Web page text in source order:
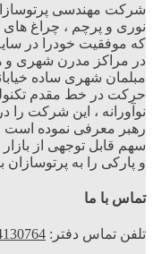
مهندسی پرتوسازان
و پرچم ، چراغ های
موفقیت خودرا در
مراکز مدرن شهری و
شهری ساده
در خط مقدم
، این شرکت را
معرفی نموده است .
قابل توجهی از
پارکی را به پرتوسازان
با ما
تماس دفتر: